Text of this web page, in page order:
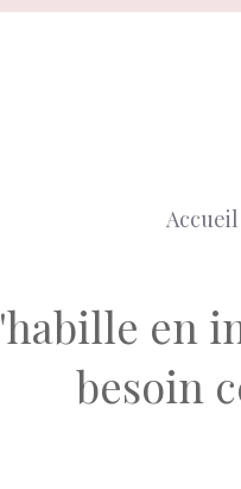
Accueil
en
besoin